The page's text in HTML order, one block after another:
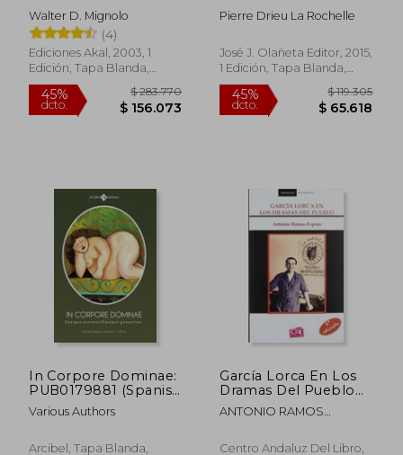
Walter D. Mignolo
(4)
Ediciones Akal, 2003, 1
Edición, Tapa Blanda,
Nuevo
45%
dcto. $ 156.073
Pierre Drieu La Rochelle
José J. Olañeta Editor, 2015,
1 Edición, Tapa Blanda,
Nuevo
45%
dcto.
In Corpore Dominae:
PUB0179881 (Spanish
Edition)
Various Authors
Arcibel, Tapa Blanda,
García Lorca En Los
Dramas Del Pueblo
(Andalucía
Documentos)
ANTONIO RAMOS
Centro Andaluz Del Libro,